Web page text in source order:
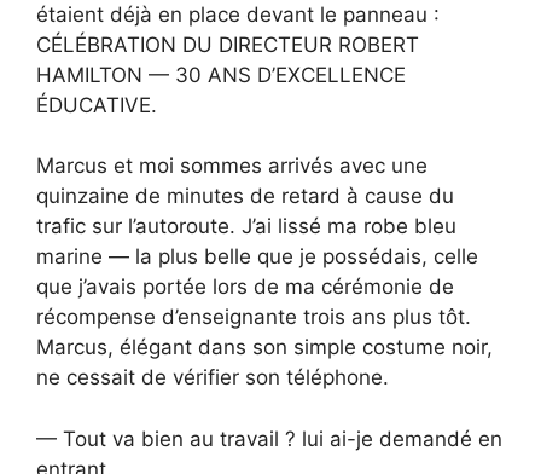
étaient déjà en place devant le panneau :
CÉLÉBRATION DU DIRECTEUR ROBERT
HAMILTON — 30 ANS D’EXCELLENCE
ÉDUCATIVE.
Marcus et moi sommes arrivés avec une
quinzaine de minutes de retard à cause du
trafic sur l’autoroute. J’ai lissé ma robe bleu
marine — la plus belle que je possédais, celle
que j’avais portée lors de ma cérémonie de
récompense d’enseignante trois ans plus tôt.
Marcus, élégant dans son simple costume noir,
ne cessait de vérifier son téléphone.
— Tout va bien au travail ? lui ai-je demandé en
entrant.